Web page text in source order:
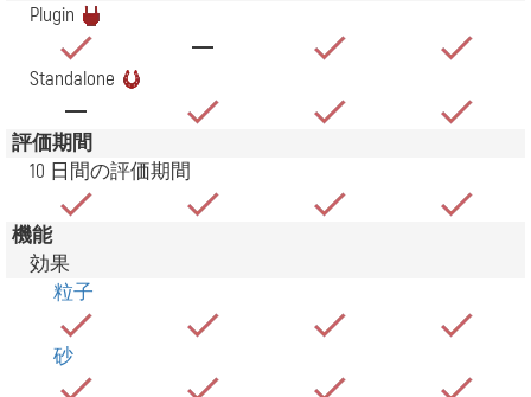
Plugin
Standalone
評価期間
10 日間の評価期間
機能
効果
粒子
砂